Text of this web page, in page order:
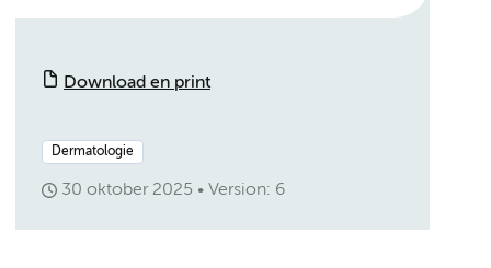
Download en print
Dermatologie
30 oktober 2025 Version: 6